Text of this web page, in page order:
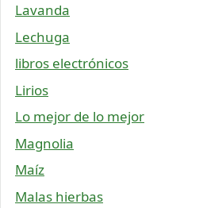
Lavanda
Lechuga
libros electrónicos
Lirios
Lo mejor de lo mejor
Magnolia
Maíz
Malas hierbas